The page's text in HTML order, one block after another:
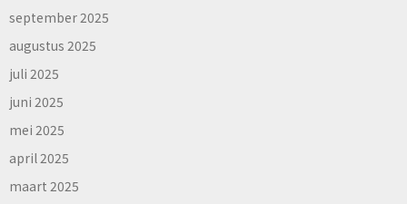
september 2025
augustus 2025
juli 2025
juni 2025
mei 2025
april 2025
maart 2025